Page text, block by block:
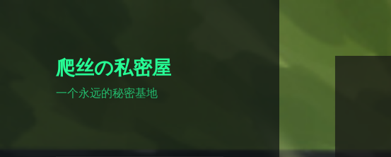
爬丝の私密屋
一个永远的秘密基地